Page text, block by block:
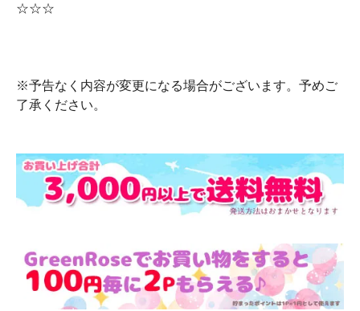
☆☆☆
※予告なく内容が変更になる場合がございます。予めご
了承ください。